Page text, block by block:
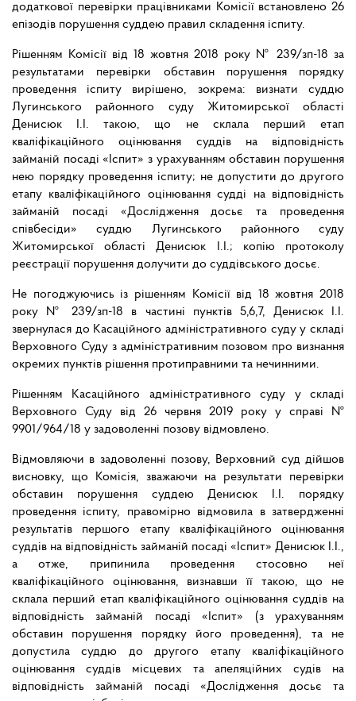
додаткової перевірки працівниками Комісії встановлено 26
епізодів порушення суддею правил складення іспиту.
Рішенням Комісії від 18 жовтня 2018 року № 239/зп-18 за
результатами перевірки обставин порушення порядку
проведення іспиту вирішено, зокрема: визнати суддю
Лугинського районного суду Житомирської області
Денисюк І.І. такою, що не склала перший етап
кваліфікаційного оцінювання суддів на відповідність
займаній посаді «Іспит» з урахуванням обставин порушення
нею порядку проведення іспиту; не допустити до другого
етапу кваліфікаційного оцінювання судді на відповідність
займаній
посаді «Дослідження досьє
та проведення
співбесіди» суддю Лугинського районного суду
Житомирської області Денисюк І.І.; копію протоколу
реєстрації порушення долучити до суддівського досьє.
Не погоджуючись із рішенням Комісії від 18 жовтня 2018
року
№ 239/зп-18 в частині пунктів 5,6,7, Денисюк І.І.
звернулася до Касаційного адміністративного суду у складі
Верховного Суду з адміністративним позовом про визнання
окремих пунктів рішення протиправними та нечинними.
Рішенням Касаційного адміністративного суду у складі
Верховного Суду від 26 червня 2019 року у справі №
9901/964/18 у задоволенні позову відмовлено.
Відмовляючи в задоволенні позову, Верховний суд дійшов
висновку, що Комісія, зважаючи на результати перевірки
обставин порушення суддею Денисюк І.І. порядку
проведення іспиту, правомірно відмовила в затвердженні
результатів першого етапу кваліфікаційного оцінювання
суддів на відповідність займаній посаді «Іспит» Денисюк І.І.,
а отже, припинила проведення стосовно неї
кваліфікаційного оцінювання, визнавши її такою, що не
склала перший етап кваліфікаційного оцінювання суддів на
відповідність займаній посаді «Іспит» (з урахуванням
обставин порушення порядку його проведення), та не
допустила суддю до другого етапу кваліфікаційного
оцінювання суддів місцевих та апеляційних судів на
відповідність займаній посаді «Дослідження досьє та